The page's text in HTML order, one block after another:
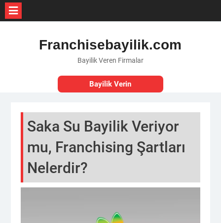
Franchisebayilik.com
Bayilik Veren Firmalar
Bayilik Verin
Saka Su Bayilik Veriyor
mu, Franchising Şartları
Nelerdir?